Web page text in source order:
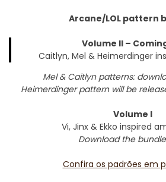
Arcane/LOL pattern
Volume II –
Caitlyn, Mel & Heimerdinger
Mel & Caitlyn patterns:
Heimerdinger pattern will be
Volume I
Vi, Jinx & Ekko inspired
Download the
Confira os padrões em